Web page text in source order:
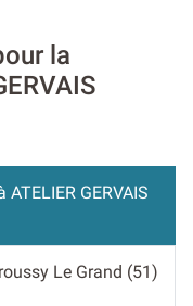
la
ATELIER GERVAIS
Le Grand (51)